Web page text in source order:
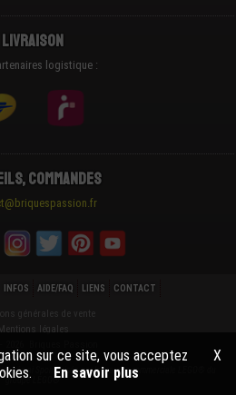
Livraison
logistique :
Commandes
INFOS AIDE/FAQ LIENS CONTACT
générales de vente
Mentions légales
ni Sponsorisée par la marque commerciale LEGO® du
groupe LEGO®
sur ce site, vous acceptez
En savoir plus
X